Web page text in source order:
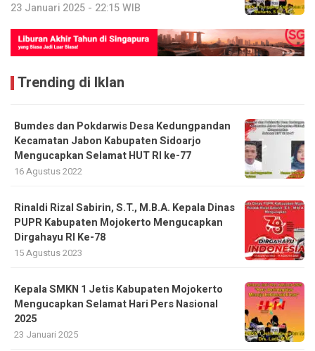
23 Januari 2025 - 22:15 WIB
Trending di Iklan
Bumdes dan Pokdarwis Desa Kedungpandan
Kecamatan Jabon Kabupaten Sidoarjo
Mengucapkan Selamat HUT RI ke-77
16 Agustus 2022
Rinaldi Rizal Sabirin, S.T., M.B.A. Kepala Dinas
PUPR Kabupaten Mojokerto Mengucapkan
Dirgahayu RI Ke-78
15 Agustus 2023
Kepala SMKN 1 Jetis Kabupaten Mojokerto
Mengucapkan Selamat Hari Pers Nasional
2025
23 Januari 2025